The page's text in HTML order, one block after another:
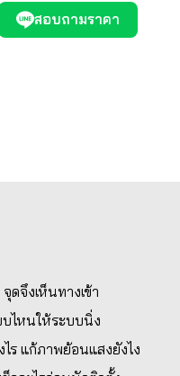
สอบถามราคา
จึงเห็นทางเข้า
บไหนให้ระบบนิ่ง
ไร แก้ภาพย้อนแสงยังไง